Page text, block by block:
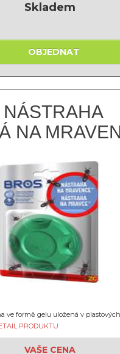
Skladem
OBJEDNAT
NA
ve formě gelu uložená v
PRODUKTU
VAŠE CENA